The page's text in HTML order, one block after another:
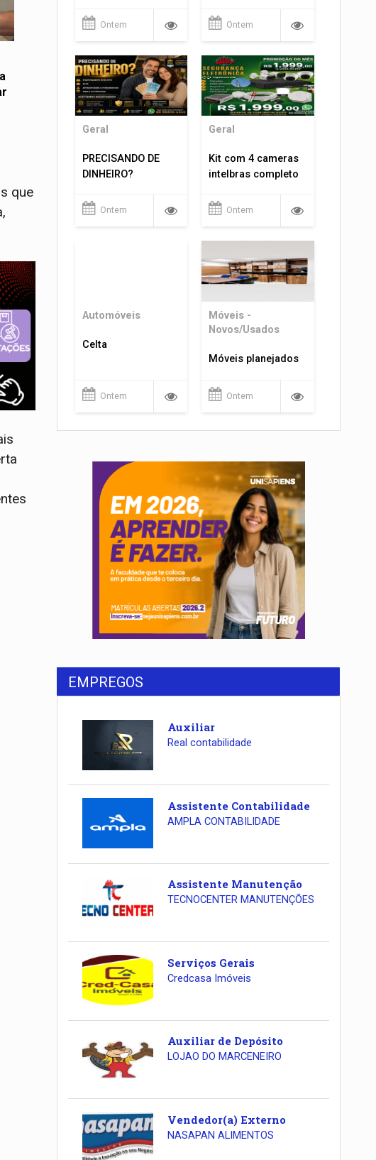
que
Ontem Ontem
Geral
PRECISANDO DE
DINHEIRO?
Ontem
Geral
Kit com 4 cameras
intelbras completo
Ontem
Automóveis
Celta
Ontem
Móveis -
Novos/Usados
Móveis planejados
Ontem
EMPREGOS
Auxiliar
Real contabilidade
Assistente Contabilidade
AMPLA CONTABILIDADE
Assistente Manutenção
TECNOCENTER MANUTENÇÕES
Serviços Gerais
Credcasa Imóveis
Auxiliar de Depósito
LOJAO DO MARCENEIRO
Vendedor(a) Externo
NASAPAN ALIMENTOS